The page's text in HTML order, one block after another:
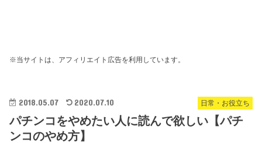
※当サイトは、アフィリエイト広告を利用しています。
日常・お役立ち
2018.05.07 2020.07.10
パチンコをやめたい人に読んで欲しい【パチ
ンコのやめ方】